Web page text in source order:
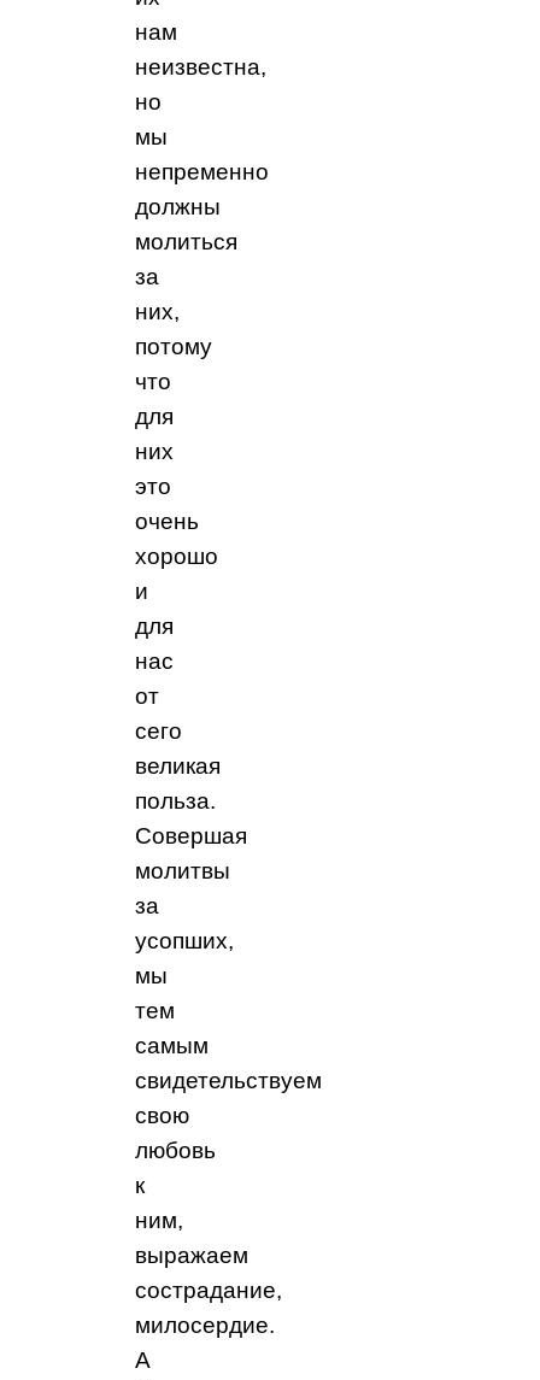
нам
неизвестна,
но
мы
непременно
должны
молиться
за
них,
потому
что
для
них
это
очень
хорошо
и
для
нас
от
сего
великая
польза.
Совершая
молитвы
за
усопших,
мы
тем
самым
свидетельствуем
свою
любовь
к
ним,
выражаем
сострадание,
милосердие.
А